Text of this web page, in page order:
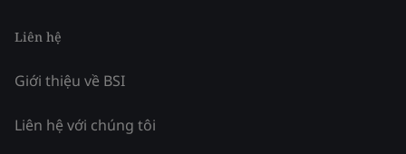
Liên hệ
Giới thiệu về BSI
Liên hệ với chúng tôi